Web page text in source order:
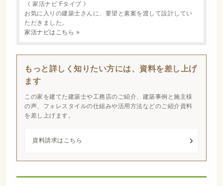
《 家活ナビ Fタイプ 》
お気に入りの建築士さんに、要望と素案を渡して設計してい
ただきました。
家活ナビはこちら »
もっと詳しく知りたい方には、資料を差し上げ
ます
この家を建てた建築士や工務店のご紹介、建築事例と施主様
の声、フォレスタイルの仕組みや活用方法などのご紹介資料
を差し上げます。
資料請求はこちら